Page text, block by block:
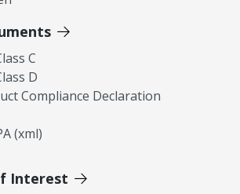
C
D
Compliance Declaration
(xml)
Interest